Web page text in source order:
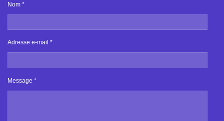
Nom *
Adresse e-mail *
Message *